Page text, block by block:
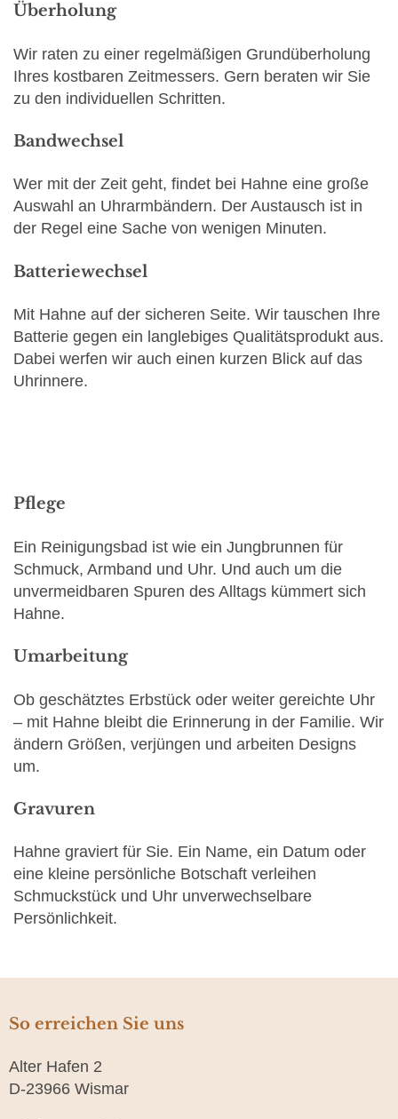
Überholung
Wir raten zu einer regelmäßigen Grundüberholung
Ihres kostbaren Zeitmessers. Gern beraten wir Sie
zu den individuellen Schritten.
Bandwechsel
Wer mit der Zeit geht, findet bei Hahne eine große
Auswahl an Uhrarmbändern. Der Austausch ist in
der Regel eine Sache von wenigen Minuten.
Batteriewechsel
Mit Hahne auf der sicheren Seite. Wir tauschen Ihre
Batterie gegen ein langlebiges Qualitätsprodukt aus.
Dabei werfen wir auch einen kurzen Blick auf das
Uhrinnere.
Pflege
Ein Reinigungsbad ist wie ein Jungbrunnen für
Schmuck, Armband und Uhr. Und auch um die
unvermeidbaren Spuren des Alltags kümmert sich
Hahne.
Umarbeitung
Ob geschätztes Erbstück oder weiter gereichte Uhr
– mit Hahne bleibt die Erinnerung in der Familie. Wir
ändern Größen, verjüngen und arbeiten Designs
um.
Gravuren
Hahne graviert für Sie. Ein Name, ein Datum oder
eine kleine persönliche Botschaft verleihen
Schmuckstück und Uhr unverwechselbare
Persönlichkeit.
So erreichen Sie uns
Alter Hafen 2
D-23966 Wismar